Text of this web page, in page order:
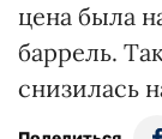
цена была
баррель.
снизилась